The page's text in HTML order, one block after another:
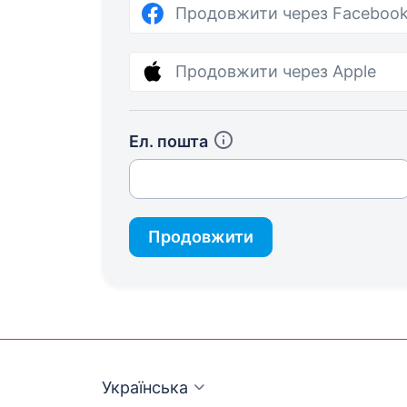
Продовжити через
Продовжити через Apple
Ел. пошта
Продовжити
Українська